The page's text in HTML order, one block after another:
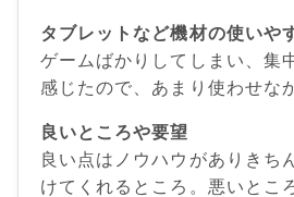
タブレットなど機材の使いや
ゲームばかりしてしまい、集
感じたので、あまり使わせな
良いところや要望
良い点はノウハウがありきち
けてくれるところ。悪いとこ